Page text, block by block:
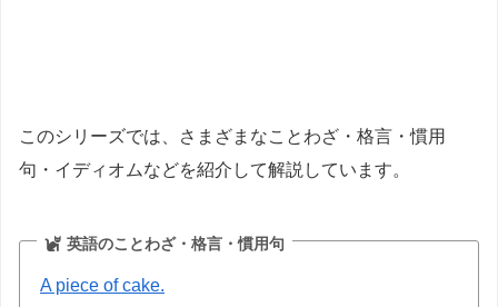
このシリーズでは、さまざまなことわざ・格言・慣用
句・イディオムなどを紹介して解説しています。
英語のことわざ・格言・慣用句
A piece of cake.